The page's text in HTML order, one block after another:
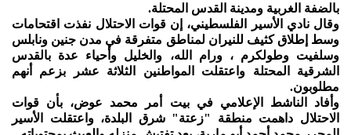
بالضفة الغربية ومدينة القدس المحتلة.
وقال نادي الأسير الفلسطيني، إن قوات الاحتلال نفذت اقتحامات
وسط إطلاق كثيف للنيران لمناطق متفرقة في مدن جنين ونابلس
وسلفيت وطولكرم ، ورام الله، والخليل وأحياء عدة بالقدس
الشرقية المحتلة واعتقلت المواطنين الثلاثة عشر بزعم أنهم
مطلوبون.
وأفاد الناشط الإعلامي في بيت أمر محمد عوض، بأن قوات
الاحتلال داهمت منطقة "زعتة" شرق البلدة، واعتقلت الأسير